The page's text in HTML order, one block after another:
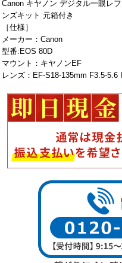
Canon キヤノン デジタル一眼レ
ンズキット 元箱付き
［仕様］
メーカー：Canon
型番:EOS 80D
マウント：キヤノンEF
レンズ：EF-S18-135mm F3.5-5.6